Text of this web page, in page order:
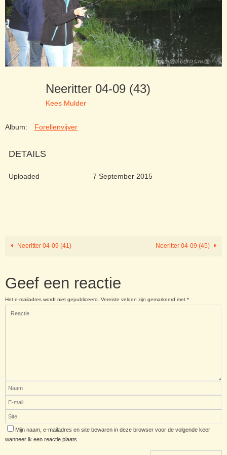
Neeritter 04-09 (43)
Kees Mulder
Album: Forellenvijver
DETAILS
Uploaded 7 September 2015
Neeritter 04-09 (41) Neeritter 04-09 (45)
Geef een reactie
Het e-mailadres wordt niet gepubliceerd. Vereiste velden zijn gemarkeerd met *
Mijn naam, e-mailadres en site bewaren in deze browser voor de volgende keer
wanneer ik een reactie plaats.